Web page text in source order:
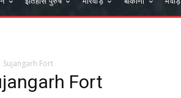
Sujangarh Fort
Fort